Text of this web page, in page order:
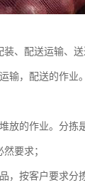
、配送运输、
输，配送的作
放的作业。分
要求；
按客户要求分